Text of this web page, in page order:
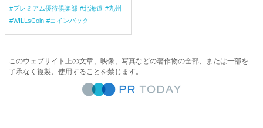
プレミアム優待倶楽部
北海道
九州
WILLsCoin
コインバック
このウェブサイト上の文章、映像、写真などの著作物の全部、または一部を
了承なく複製、使用することを禁じます。